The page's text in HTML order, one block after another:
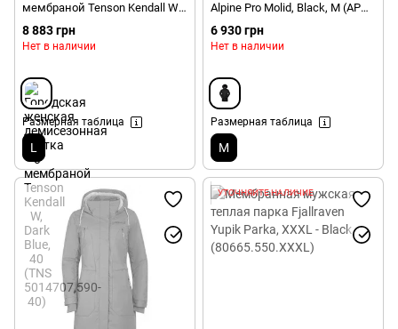
мембраной Tenson Kendall W,
Dark Blue, 40 (TNS
5014707,590-40)
8 883 грн
Нет в наличии
Размерная таблица
L
Alpine Pro Molid, Black, M (AP
MJCY556,990-M)
6 930 грн
Нет в наличии
Размерная таблица
M
УТОЧНЯЙТЕ НАЛИЧИЕ